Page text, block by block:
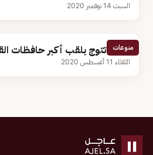
السبت 14 نوفمبر 2020
منوعات
مسنة تتوج بلقب أكبر حافظات
الثلاثاء 11 أغسطس 2020